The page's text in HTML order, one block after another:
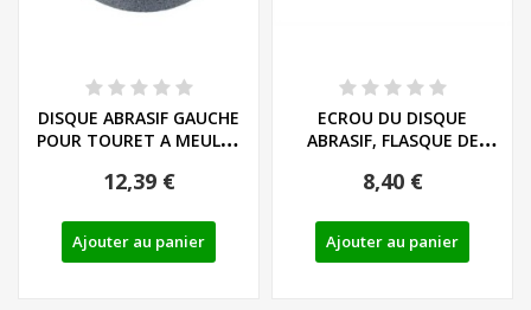
DISQUE ABRASIF GAUCHE
POUR TOURET A MEULER
12,39 €
Ajouter au panier
ECROU DU DISQUE
ABRASIF, FLASQUE DE
PONCEUSE...
8,40 €
Ajouter au panier